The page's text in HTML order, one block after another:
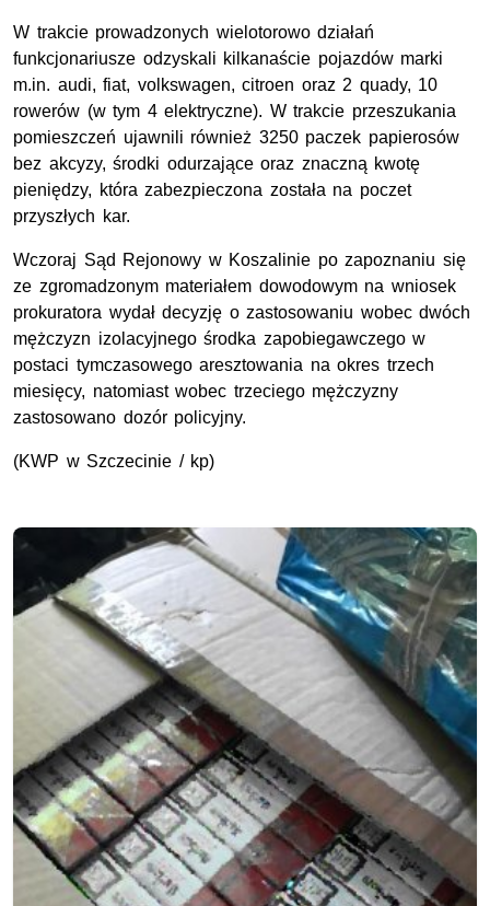
W trakcie prowadzonych wielotorowo działań
funkcjonariusze odzyskali kilkanaście pojazdów marki
m.in. audi, fiat, volkswagen, citroen oraz 2 quady, 10
rowerów (w tym 4 elektryczne). W trakcie przeszukania
pomieszczeń ujawnili również 3250 paczek papierosów
bez akcyzy, środki odurzające oraz znaczną kwotę
pieniędzy, która zabezpieczona została na poczet
przyszłych kar.
Wczoraj Sąd Rejonowy w Koszalinie po zapoznaniu się
ze zgromadzonym materiałem dowodowym na wniosek
prokuratora wydał decyzję o zastosowaniu wobec dwóch
mężczyzn izolacyjnego środka zapobiegawczego w
postaci tymczasowego aresztowania na okres trzech
miesięcy, natomiast wobec trzeciego mężczyzny
zastosowano dozór policyjny.
(KWP w Szczecinie / kp)